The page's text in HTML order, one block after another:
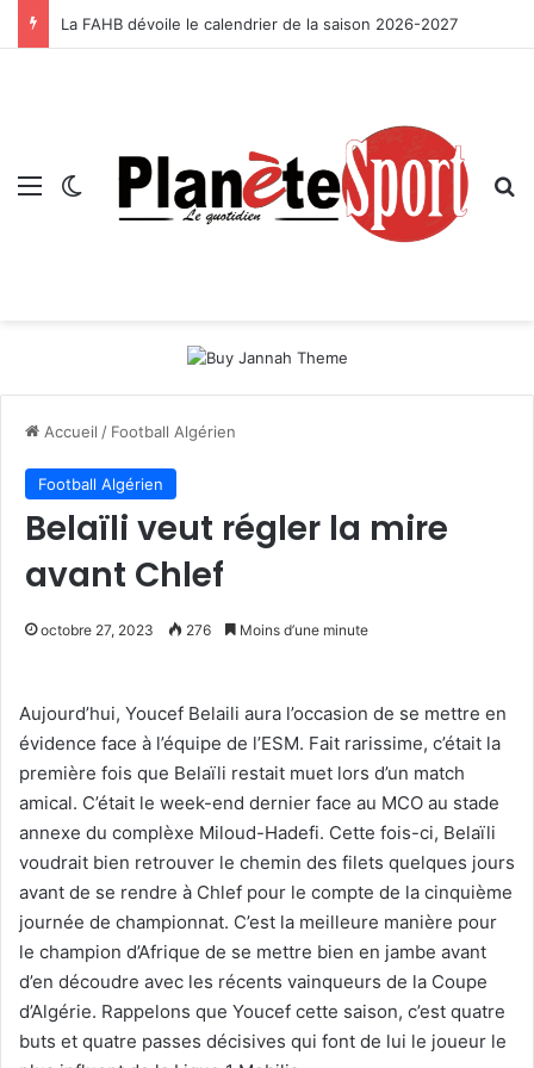
La FAHB dévoile le calendrier de la saison 2026-2027
Menu Switch skin
Accueil / Football Algérien
Football Algérien
Belaïli veut régler la mire
avant Chlef
octobre 27, 2023 276 Moins d’une minute
Aujourd’hui, Youcef Belaili aura l’occasion de se mettre en
évidence face à l’équipe de l’ESM. Fait rarissime, c’était la
première fois que Belaïli restait muet lors d’un match
amical. C’était le week-end dernier face au MCO au stade
annexe du complèxe Miloud-Hadefi. Cette fois-ci, Belaïli
voudrait bien retrouver le chemin des filets quelques jours
avant de se rendre à Chlef pour le compte de la cinquième
journée de championnat. C’est la meilleure manière pour
le champion d’Afrique de se mettre bien en jambe avant
d’en découdre avec les récents vainqueurs de la Coupe
d’Algérie. Rappelons que Youcef cette saison, c’est quatre
buts et quatre passes décisives qui font de lui le joueur le